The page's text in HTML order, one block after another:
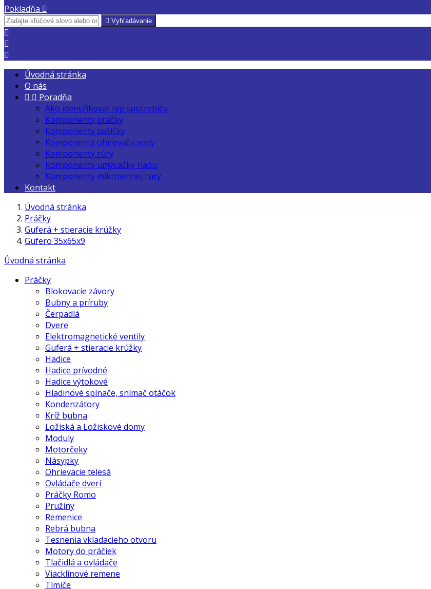
Pokladňa 
 Vyhľadávanie



Úvodná stránka
O nás
  Poradňa
Ako identifikovať typ spotrebiča
Komponenty práčky
Komponenty sušičky
Komponenty ohrievača vody
Komponenty rúry
Komponenty umývačky riadu
Komponenty mikrovlnnej rúry
Kontakt
Úvodná stránka
Práčky
Guferá + stieracie krúžky
Gufero 35x65x9
Úvodná stránka
Práčky
Blokovacie závory
Bubny a príruby
Čerpadlá
Dvere
Elektromagnetické ventily
Guferá + stieracie krúžky
Hadice
Hadice prívodné
Hadice výtokové
Hladinové spínače, snímač otáčok
Kondenzátory
Kríž bubna
Ložiská a Ložiskové domy
Moduly
Motorčeky
Násypky
Ohrievacie telesá
Ovládače dverí
Práčky Romo
Pružiny
Remenice
Rebrá bubna
Tesnenia vkladacieho otvoru
Motory do práčiek
Tlačidlá a ovládače
Viacklinové remene
Tlmiče